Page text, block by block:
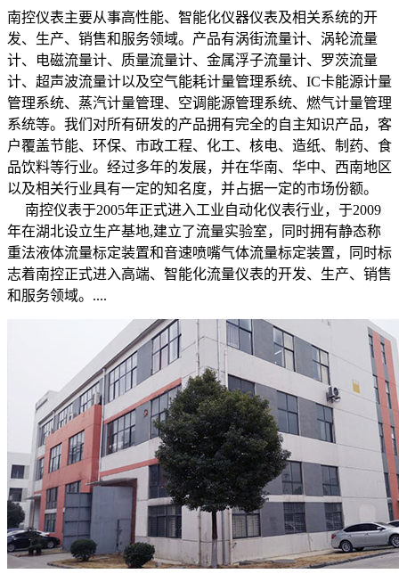
南控仪表主要从事高性能、智能化仪器仪表及相关系统的开
发、生产、销售和服务领域。产品有涡街流量计、涡轮流量
计、电磁流量计、质量流量计、金属浮子流量计、罗茨流量
计、超声波流量计以及空气能耗计量管理系统、IC卡能源计量
管理系统、蒸汽计量管理、空调能源管理系统、燃气计量管理
系统等。我们对所有研发的产品拥有完全的自主知识产品，客
户覆盖节能、环保、市政工程、化工、核电、造纸、制药、食
品饮料等行业。经过多年的发展，并在华南、华中、西南地区
以及相关行业具有一定的知名度，并占据一定的市场份额。
南控仪表于2005年正式进入工业自动化仪表行业，于2009
年在湖北设立生产基地,建立了流量实验室，同时拥有静态称
重法液体流量标定装置和音速喷嘴气体流量标定装置，同时标
志着南控正式进入高端、智能化流量仪表的开发、生产、销售
和服务领域。....